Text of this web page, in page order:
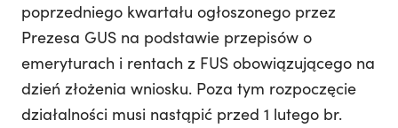
poprzedniego kwartału ogłoszonego przez
Prezesa GUS na podstawie przepisów o
emeryturach i rentach z FUS obowiązującego na
dzień złożenia wniosku. Poza tym rozpoczęcie
działalności musi nastąpić przed 1 lutego br.